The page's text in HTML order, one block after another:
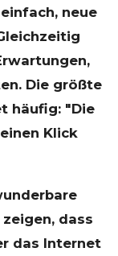
neue
Die größte
häufig: "Die
Klick
dass
das Internet